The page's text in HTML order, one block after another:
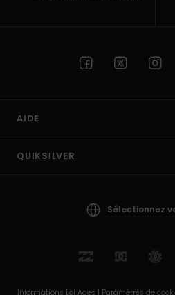
AIDE
QUIKSILVER
Sélectionnez
Informations Loi Agec | Paramètres de